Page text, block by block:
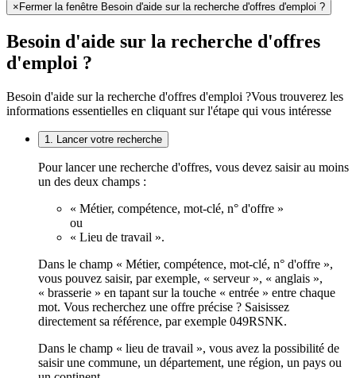
× Fermer la fenêtre Besoin d'aide sur la recherche d'offres d'emploi ?
Besoin d'aide sur la recherche d'offres
d'emploi ?
Besoin d'aide sur la recherche d'offres d'emploi ?Vous trouverez les
informations essentielles en cliquant sur l'étape qui vous intéresse
1. Lancer votre recherche
Pour lancer une recherche d'offres, vous devez saisir au moins
un des deux champs :
« Métier, compétence, mot-clé, n° d'offre »
ou
« Lieu de travail ».
Dans le champ « Métier, compétence, mot-clé, n° d'offre »,
vous pouvez saisir, par exemple, « serveur », « anglais »,
« brasserie » en tapant sur la touche « entrée » entre chaque
mot. Vous recherchez une offre précise ? Saisissez
directement sa référence, par exemple 049RSNK.
Dans le champ « lieu de travail », vous avez la possibilité de
saisir une commune, un département, une région, un pays ou